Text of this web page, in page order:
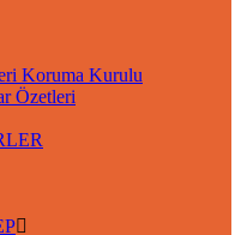
Koruma Kurulu
Özetleri